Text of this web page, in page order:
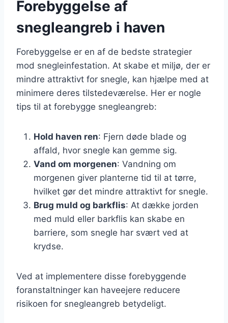
Forebyggelse af
snegleangreb i haven
Forebyggelse er en af de bedste strategier
mod snegleinfestation. At skabe et miljø, der er
mindre attraktivt for snegle, kan hjælpe med at
minimere deres tilstedeværelse. Her er nogle
tips til at forebygge snegleangreb:
Hold haven ren: Fjern døde blade og
affald, hvor snegle kan gemme sig.
Vand om morgenen: Vandning om
morgenen giver planterne tid til at tørre,
hvilket gør det mindre attraktivt for snegle.
Brug muld og barkflis: At dække jorden
med muld eller barkflis kan skabe en
barriere, som snegle har svært ved at
krydse.
Ved at implementere disse forebyggende
foranstaltninger kan haveejere reducere
risikoen for snegleangreb betydeligt.